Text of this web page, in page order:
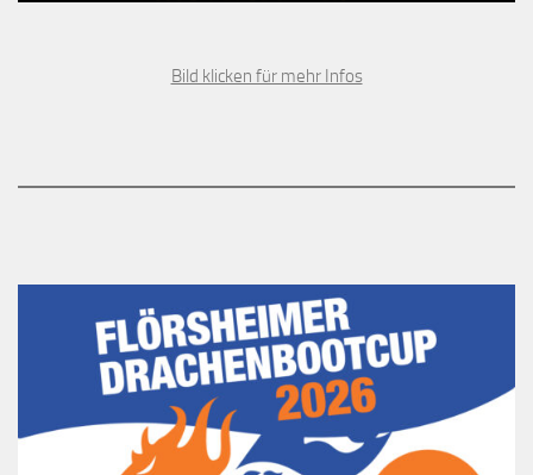
Bild klicken für mehr Infos